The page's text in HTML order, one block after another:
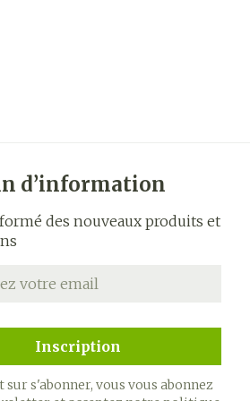
d’information
des nouveaux produits et
Inscription
sur s'abonner, vous vous abonnez